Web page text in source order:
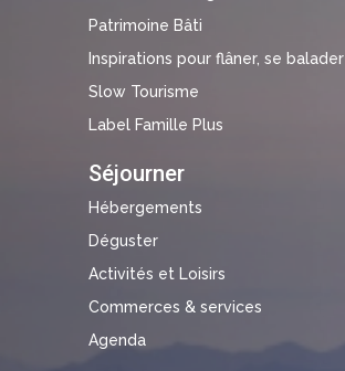
Patrimoine Bâti
Inspirations pour flâner, se balader
Slow Tourisme
Label Famille Plus
Séjourner
Hébergements
Déguster
Activités et Loisirs
Commerces & services
Agenda